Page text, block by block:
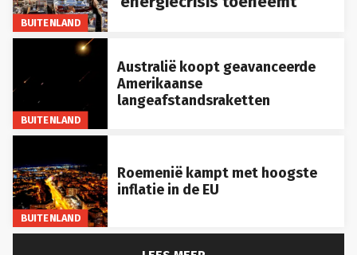
BUITENLAND
Amerikaanse
langeafstandsraketten
BUITENLAND
inflatie in de EU